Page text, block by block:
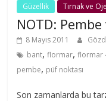
Güzellik Tırnak ve Oje
NOTD:
8 Mayıs 2011
bant,flormar,flormar
pembe, püf noktası
Son zamanlarda bu